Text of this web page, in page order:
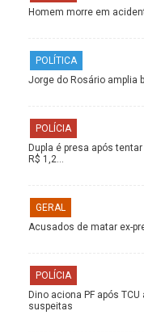
Homem morre em
POLÍTICA
Jorge do Rosário amplia
POLÍCIA
Dupla é presa após
R$ 1,2…
GERAL
Acusados de matar ex-
POLÍCIA
Dino aciona PF após
suspeitas